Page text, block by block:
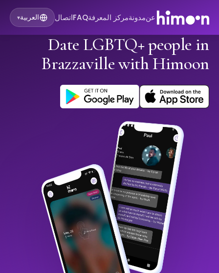
عنمدونةمركز المعرفةFAQاتصال العربية▾
Date LGBTQ+ people in
Brazzaville with Himoon